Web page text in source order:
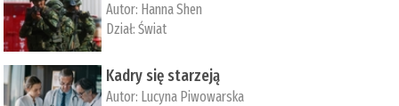
Autor: ­Hanna Shen
Dział:Świat
Kadry się starzeją
Autor: Lucyna Piwowarska